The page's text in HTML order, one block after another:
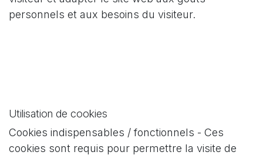
personnels et aux besoins du visiteur.
Utilisation de cookies
Cookies indispensables / fonctionnels - Ces
cookies sont requis pour permettre la visite de